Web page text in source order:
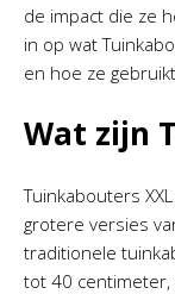
de impact die ze
in op wat
en hoe ze
Wat zijn
Tuinkabouters
grotere versies
traditionele
tot 40 centimeter,